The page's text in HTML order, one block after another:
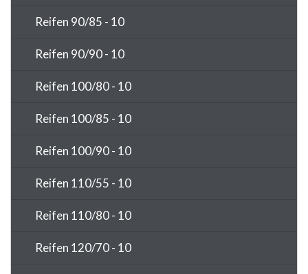
Reifen 90/85 - 10
Reifen 90/90 - 10
Reifen 100/80 - 10
Reifen 100/85 - 10
Reifen 100/90 - 10
Reifen 110/55 - 10
Reifen 110/80 - 10
Reifen 120/70 - 10